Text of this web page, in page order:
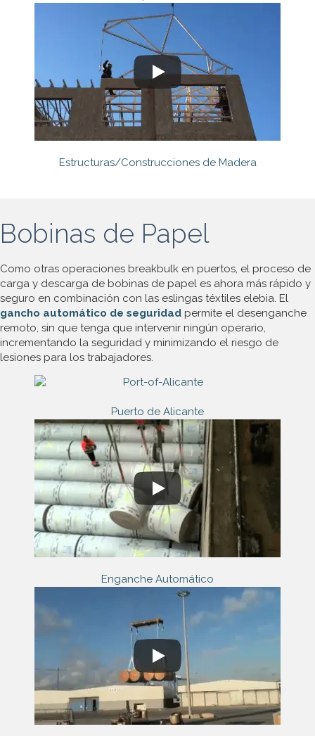
Estructuras/Construcciones de Madera
Bobinas de Papel
Como otras operaciones breakbulk en puertos, el proceso de
carga y descarga de bobinas de papel es ahora más rápido y
seguro en combinación con las eslingas téxtiles elebia. El
gancho automático de seguridad permite el desenganche
remoto, sin que tenga que intervenir ningún operario,
incrementando la seguridad y minimizando el riesgo de
lesiones para los trabajadores.
Puerto de Alicante
Enganche Automático